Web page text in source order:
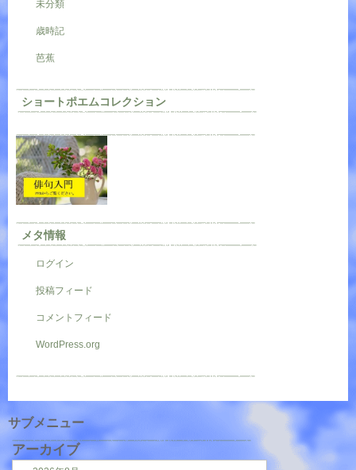
未分類
歳時記
芭蕉
ショートポエムコレクション
メタ情報
ログイン
投稿フィード
コメントフィード
WordPress.org
サブメニュー
アーカイブ